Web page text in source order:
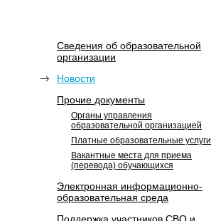
Сведения об образовательной
организации
Новости
Прочие документы
Органы управления
образовательной организацией
Платные образовательные услуги
Вакантные места для приема
(перевода) обучающихся
Электронная информационно-
образовательная среда